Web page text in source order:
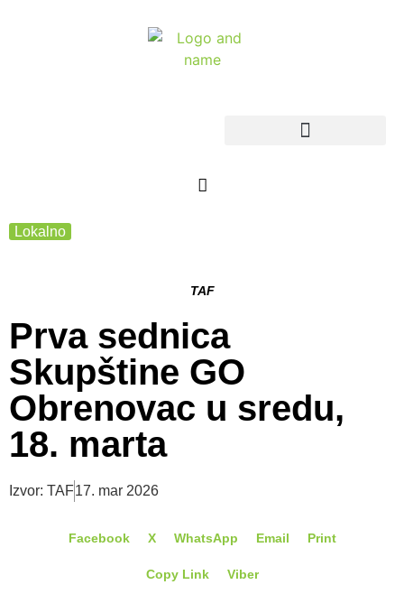
Lokalno
TAF
Prva sednica
Skupštine GO
Obrenovac u sredu,
18. marta
Izvor: TAF17. mar 2026
Facebook X WhatsApp Email Print
Copy Link Viber